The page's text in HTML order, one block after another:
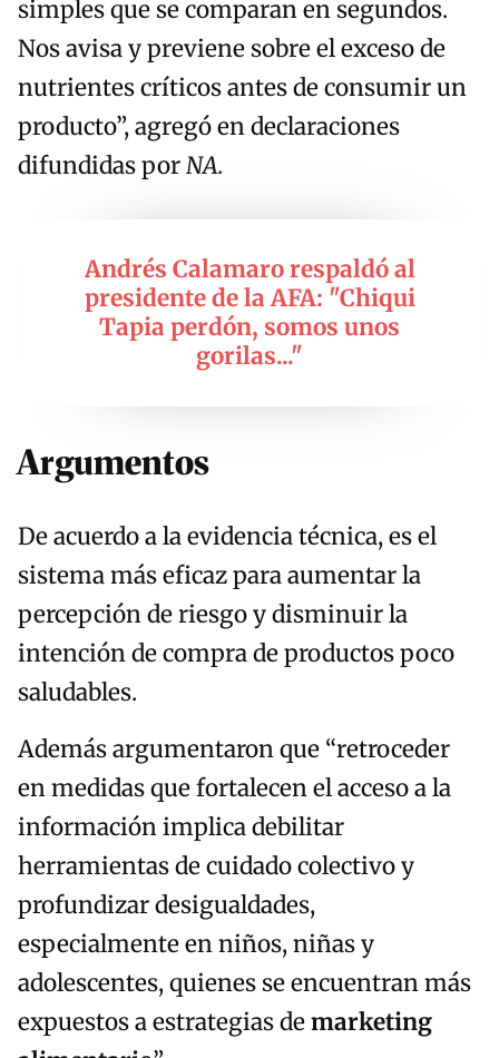
simples que se comparan en segundos.
Nos avisa y previene sobre el exceso de
nutrientes críticos antes de consumir un
producto”, agregó en declaraciones
difundidas porNA.
Andrés Calamaro respaldó al
presidente de la AFA: "Chiqui
Tapia perdón, somos unos
gorilas..."
Argumentos
De acuerdo a la evidencia técnica, es el
sistema más eficaz para aumentar la
percepción de riesgo y disminuir la
intención de compra de productos poco
saludables.
Además argumentaron que “retroceder
en medidas que fortalecen el acceso a la
información implica debilitar
herramientas de cuidado colectivo y
profundizar desigualdades,
especialmente en niños, niñas y
adolescentes, quienes se encuentran más
expuestos a estrategias demarketing